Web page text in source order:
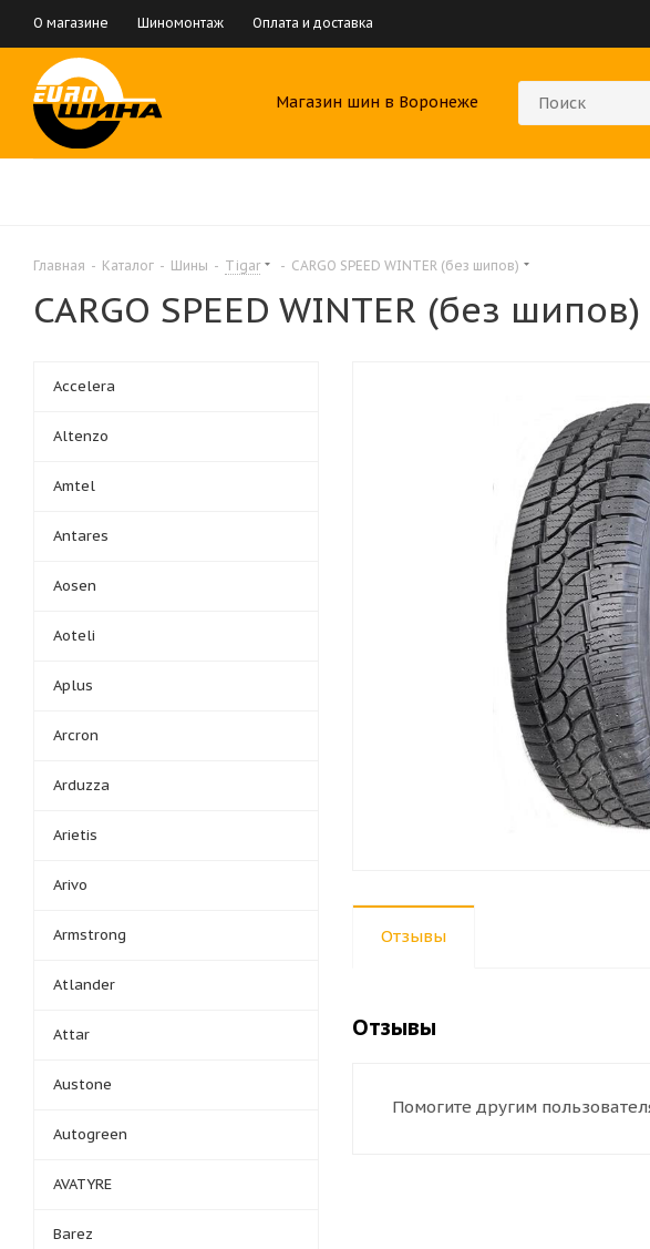
О магазине Шиномонтаж Оплата и доставка
Магазин шин в Воронеже
Главная - Каталог - Шины - Tigar - CARGO SPEED WINTER (без шипов)
CARGO SPEED WINTER (без шипов)
Отзывы
Отзывы
Помогите другим
Accelera
Altenzo
Amtel
Antares
Aosen
Aoteli
Aplus
Arcron
Arduzza
Arietis
Arivo
Armstrong
Atlander
Attar
Austone
Autogreen
AVATYRE
Barez